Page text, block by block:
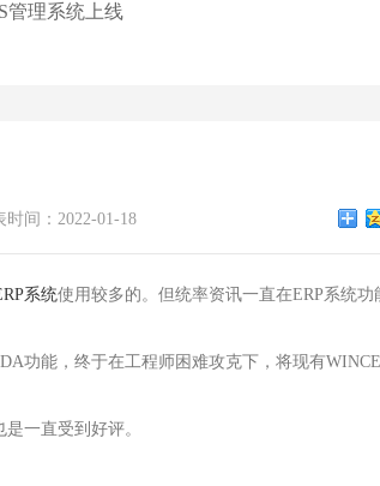
管理系统上线
时间：2022-01-18
系统使用较多的。但统率资讯一直在ERP系统功
功能，终于在工程师困难攻克下，将现有
一直受到好评。